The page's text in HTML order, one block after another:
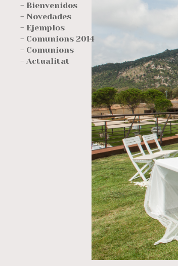
- Bienvenidos
- Novedades
- Ejemplos
- Comunions 2014
- Comunions
- Actualitat